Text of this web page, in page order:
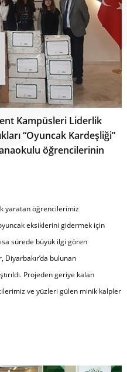
Kampüsleri Liderlik
“Oyuncak Kardeşliği”
öğrencilerinin
yaratan öğrencilerimiz
eksiklerini gidermek için
sürede büyük ilgi gören
bulunan
Projeden geriye kalan
ve yüzleri gülen minik kalpler